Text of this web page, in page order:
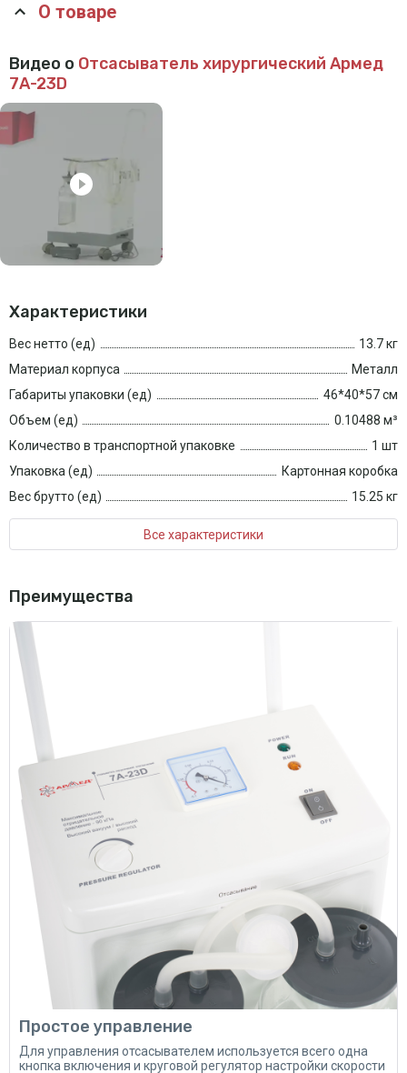
О товаре
Видео о Отсасыватель хирургический Армед
7А-23D
Характеристики
Вес нетто (ед)
13.7 кг
Материал корпуса
Металл
Габариты упаковки (ед)
46*40*57 см
Объем (ед)
0.10488 м³
Количество в транспортной упаковке
1 шт
Упаковка (ед)
Картонная коробка
Вес брутто (ед)
15.25 кг
Все характеристики
Преимущества
Простое управление
Для управления отсасывателем используется всего одна
кнопка включения и круговой регулятор настройки скорости